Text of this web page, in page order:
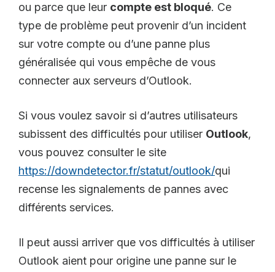
ou parce que leur compte est bloqué. Ce
type de problème peut provenir d’un incident
sur votre compte ou d’une panne plus
généralisée qui vous empêche de vous
connecter aux serveurs d’Outlook.
Si vous voulez savoir si d’autres utilisateurs
subissent des difficultés pour utiliser Outlook,
vous pouvez consulter le site
https://downdetector.fr/statut/outlook/qui
recense les signalements de pannes avec
différents services.
Il peut aussi arriver que vos difficultés à utiliser
Outlook aient pour origine une panne sur le